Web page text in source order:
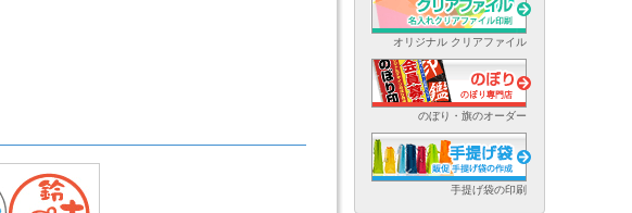
オリジナル クリアファイル
のぼり・旗のオーダー
手提げ袋の印刷